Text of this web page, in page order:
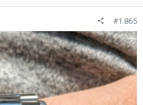
#1.865